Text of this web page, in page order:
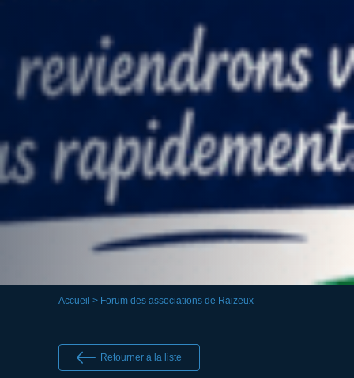
Accueil > Forum des associations de Raizeux
Retourner à la liste